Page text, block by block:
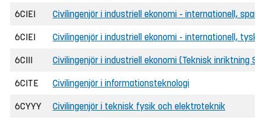
6CIEI Civilingenjör i industriell ekonomi - internationell,
6CIEI Civilingenjör i industriell ekonomi - internationell,
6CIII Civilingenjör i industriell ekonomi (Teknisk inriktning
6CITE Civilingenjör i informationsteknologi
6CYYY Civilingenjör i teknisk fysik och elektroteknik